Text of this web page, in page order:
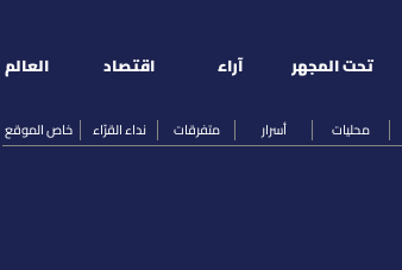
محليات أسرار متفرقات نداء القرّاء خاص الموقع
تحت المجهر آراء اقتصاد العالم